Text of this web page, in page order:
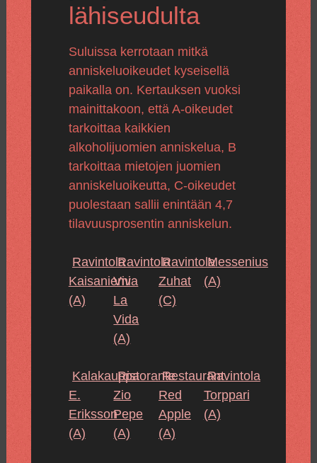
lähiseudulta
Suluissa kerrotaan mitkä
anniskeluoikeudet kyseisellä
paikalla on. Kertauksen vuoksi
mainittakoon, että A-oikeudet
tarkoittaa kaikkien
alkoholijuomien anniskelua, B
tarkoittaa mietojen juomien
anniskeluoikeutta, C-oikeudet
puolestaan sallii enintään 4,7
tilavuusprosentin anniskelun.
Ravintola
Kaisaniemi
(A)
Ravintola
Viva
La
Vida
(A)
Ravintola
Zuhat
(C)
Messenius
(A)
Kalakauppa
E.
Eriksson
(A)
Ristorante
Zio
Pepe
(A)
Restaurant
Red
Apple
(A)
Ravintola
Torppari
(A)